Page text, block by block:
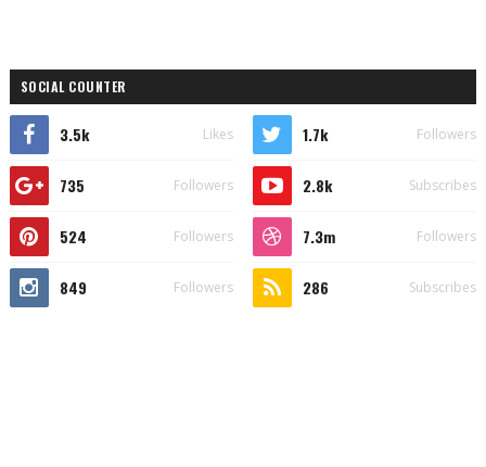
SOCIAL COUNTER
3.5k Likes 1.7k Followers
735 Followers 2.8k Subscribes
524 Followers 7.3m Followers
849 Followers 286 Subscribes